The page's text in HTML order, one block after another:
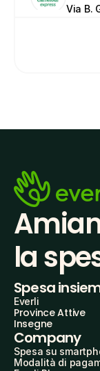
Via B.
la
Spesa
Everli
Province Attive
Insegne
Company
Spesa su
Modalità di